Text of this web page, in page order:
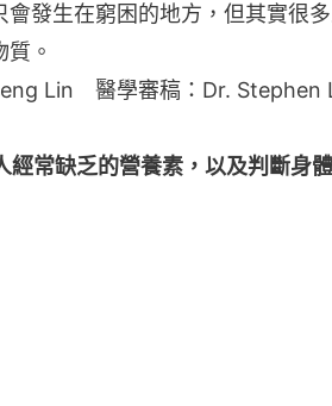
會發生在窮困的地方，但其實很
。
Lin 醫學審稿：Dr. Stephen
經常缺乏的營養素，以及判斷身